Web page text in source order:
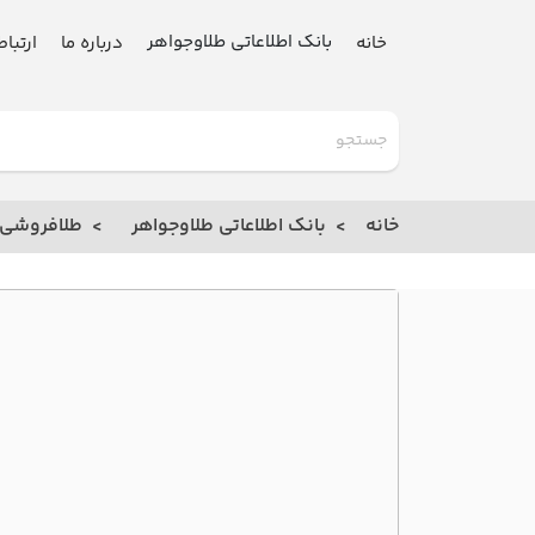
خانه بانک اطلاعاتی طلاوجواهر درباره ما
خانه بانک اطلاعاتی طلاوجواهر طلافروشی